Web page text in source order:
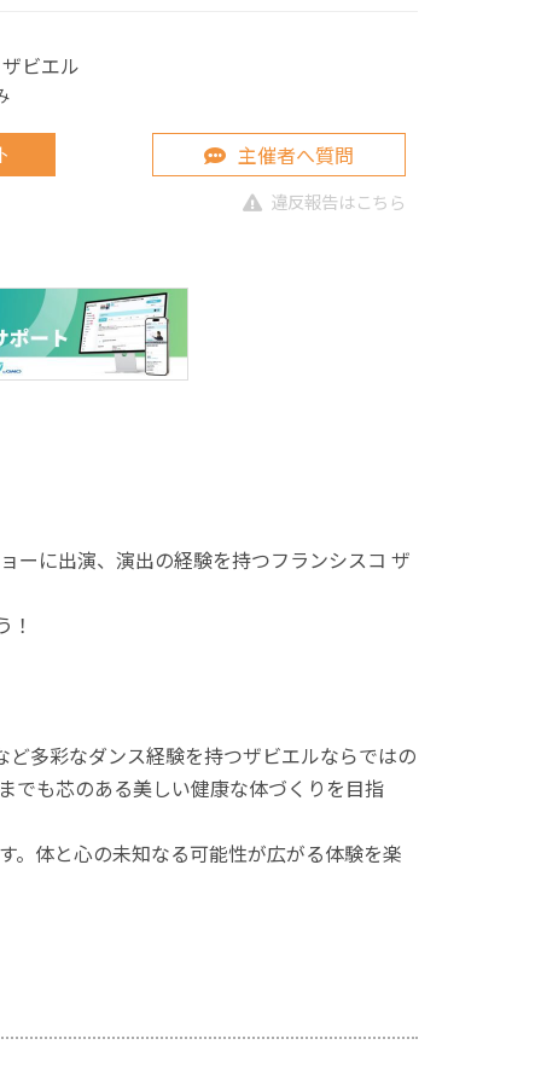
ビエル
主催者へ質問
違反報告はこちら
ーに出演、演出の経験を持つフランシスコ ザ
多彩なダンス経験を持つザビエルならではの
でも芯のある美しい健康な体づくりを目指
。体と心の未知なる可能性が広がる体験を楽